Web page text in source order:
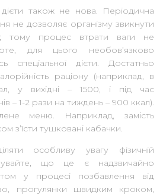
дієти також не нова. Періодична
не дозволяє організму звикнути
тому процес втрати ваги не
для цього необов’язково
спеціальної дієти. Достатньо
раціону (наприклад, в
у вихідні – 1500, і під час
– 1-2 рази на тиждень – 900 ккал).
меню. Наприклад, замість
зʼїсти тушковані кабачки.
особливу увагу фізичній
що це є надзвичайно
у процесі позбавлення від
прогулянки швидким кроком,